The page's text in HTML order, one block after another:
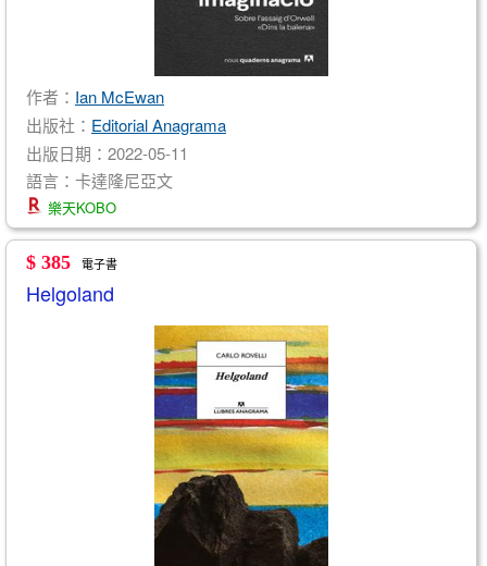
作者： Ian McEwan
出版社： Editorial Anagrama
出版日期：2022-05-11
語言：卡達隆尼亞文
樂天KOBO
$ 385 電子書
Helgoland